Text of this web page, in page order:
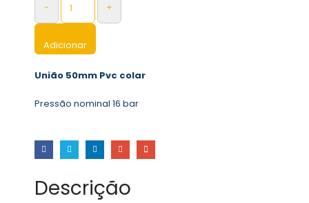
- +
Adicionar
União 50mm Pvc colar
Pressão nominal 16 bar
Descrição